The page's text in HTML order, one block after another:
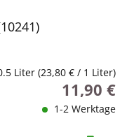
Liter (23,80 € / 1 Liter)
Regulärer
11,90 €
1-2 Werktage